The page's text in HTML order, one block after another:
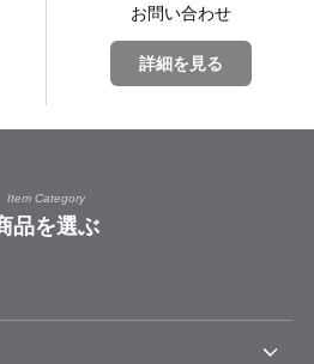
お問い合わせ
詳細を見る
Item Category
品を選ぶ